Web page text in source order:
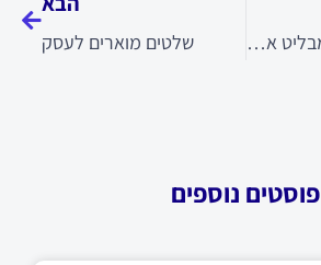
שילוט לעסקים שמבליט את המותג שלטים מוארים לעסק
פוסטים נוספים